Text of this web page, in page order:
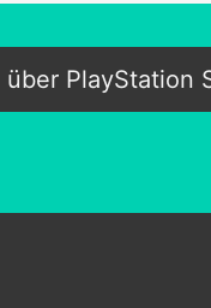
PlayStation